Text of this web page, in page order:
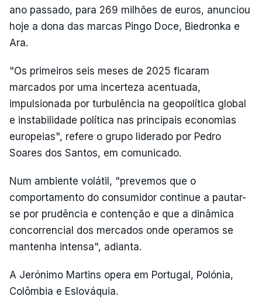
ano passado, para 269 milhões de euros, anunciou
hoje a dona das marcas Pingo Doce, Biedronka e
Ara.
"Os primeiros seis meses de 2025 ficaram
marcados por uma incerteza acentuada,
impulsionada por turbulência na geopolítica global
e instabilidade política nas principais economias
europeias", refere o grupo liderado por Pedro
Soares dos Santos, em comunicado.
Num ambiente volátil, "prevemos que o
comportamento do consumidor continue a pautar-
se por prudência e contenção e que a dinâmica
concorrencial dos mercados onde operamos se
mantenha intensa", adianta.
A Jerónimo Martins opera em Portugal, Polónia,
Colômbia e Eslováquia.